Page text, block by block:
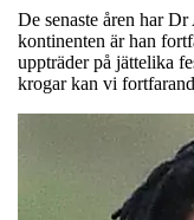
De senaste åren har
kontinenten är han
uppträder på jättelika
krogar kan vi